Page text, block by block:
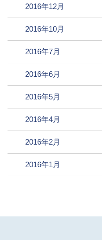
2016年12月
2016年10月
2016年7月
2016年6月
2016年5月
2016年4月
2016年2月
2016年1月